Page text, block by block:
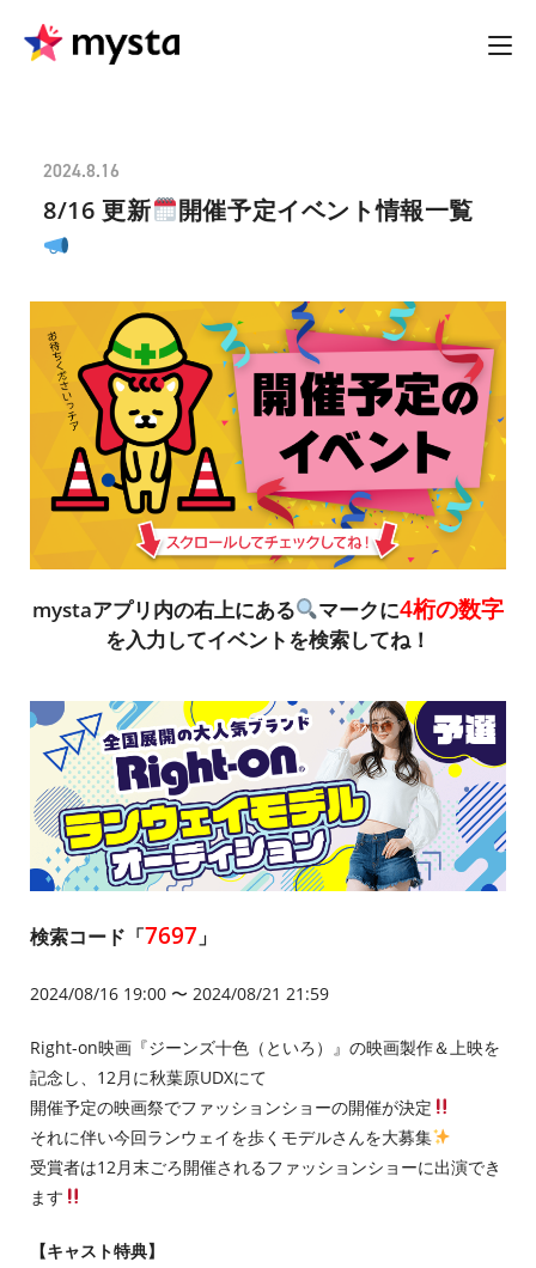
2024.8.16
8/16 更新 開催予定イベント情報一覧
mystaアプリ内の右上にある マークに4桁の数字
を入力してイベントを検索してね！
検索コード「7697 」
2024/08/16 19:00 〜 2024/08/21 21:59
Right-on映画『ジーンズ十色（といろ）』の映画製作＆上映を
記念し、12月に秋葉原UDXにて
開催予定の映画祭でファッションショーの開催が決定
それに伴い今回ランウェイを歩くモデルさんを大募集
受賞者は12月末ごろ開催されるファッションショーに出演でき
ます
【キャスト特典】